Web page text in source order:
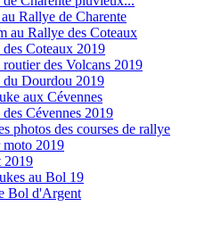
Rallye de Charente
au Rallye des Coteaux
Coteaux 2019
des Volcans 2019
du Dourdou 2019
aux Cévennes
Cévennes 2019
photos des courses de rallye
moto 2019
2019
au Bol 19
Bol d'Argent